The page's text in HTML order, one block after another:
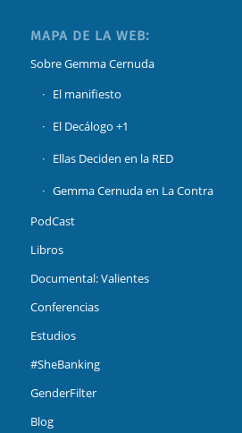
MAPA DE LA WEB:
Sobre Gemma Cernuda
El manifiesto
El Decálogo +1
Ellas Deciden en la RED
Gemma Cernuda en La Contra
PodCast
Libros
Documental: Valientes
Conferencias
Estudios
#SheBanking
GenderFilter
Blog